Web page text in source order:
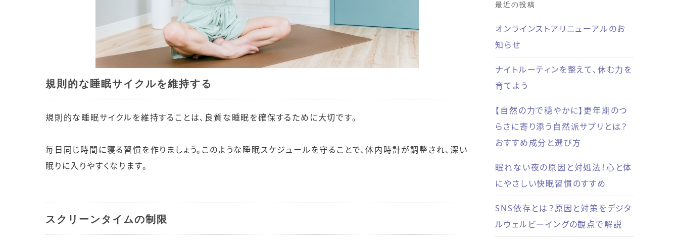
規則的な睡眠サイクルを維持する
規則的な睡眠サイクルを維持することは、良質な睡眠を確保するために大切です。
毎日同じ時間に寝る習慣を作りましょう。このような睡眠スケジュールを守ることで、体内時計が調整され、深い
眠りに入りやすくなります。
スクリーンタイムの制限
最近の投稿
オンラインストアリニューアルのお
知らせ
ナイトルーティンを整えて、休む力を
育てよう
【自然の力で穏やかに】更年期のつ
らさに寄り添う自然派サプリとは？
おすすめ成分と選び方
眠れない夜の原因と対処法！心と体
にやさしい快眠習慣のすすめ
SNS依存とは？原因と対策をデジタ
ルウェルビーイングの観点で解説